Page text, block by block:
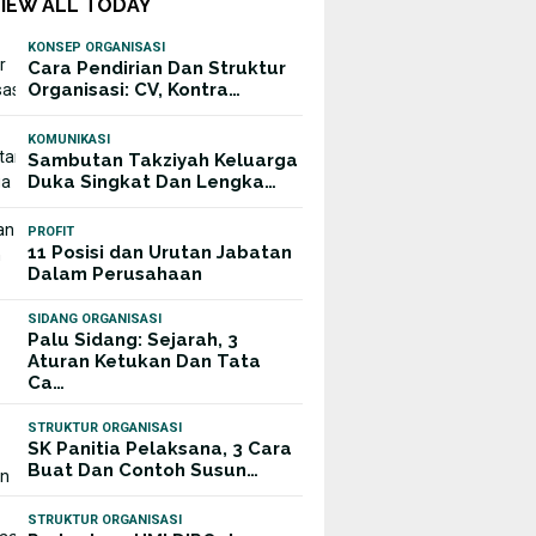
ALL TODAY
KONSEP ORGANISASI
Cara Pendirian Dan Struktur
Organisasi: CV, Kontra…
KOMUNIKASI
Sambutan Takziyah Keluarga
Duka Singkat Dan Lengka…
PROFIT
11 Posisi dan Urutan Jabatan
Dalam Perusahaan
SIDANG ORGANISASI
Palu Sidang: Sejarah, 3
Aturan Ketukan Dan Tata
Ca…
STRUKTUR ORGANISASI
SK Panitia Pelaksana, 3 Cara
Buat Dan Contoh Susun…
STRUKTUR ORGANISASI